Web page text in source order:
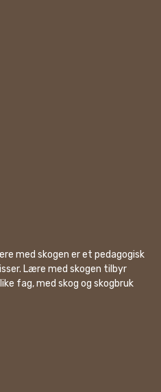
med skogen er et pedagogisk
Lære med skogen tilbyr
fag, med skog og skogbruk